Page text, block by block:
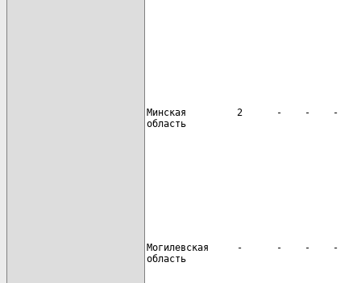
Минская         2      -    -    -
область
Могилевская     -      -    -    -
область